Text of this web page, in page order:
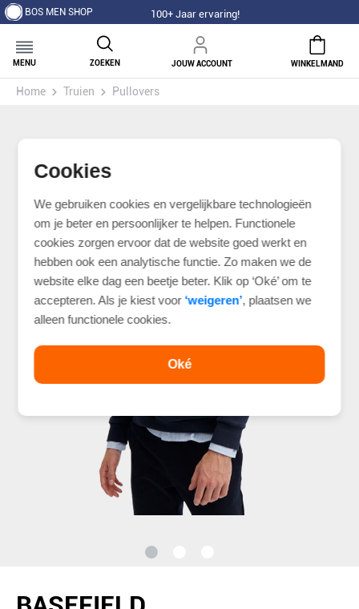
Cookies
We gebruiken cookies en vergelijkbare technologieën
om je beter en persoonlijker te helpen. Functionele
cookies zorgen ervoor dat de website goed werkt en
hebben ook een analytische functie. Zo maken we de
website elke dag een beetje beter. Klik op ‘Oké’ om te
accepteren. Als je kiest voor ‘weigeren’, plaatsen we
alleen functionele cookies.
Oké
BOS MEN SHOP 100+ Jaar ervaring!
MENU ZOEKEN JOUW ACCOUNT WINKELMAND
Home Truien Pullovers